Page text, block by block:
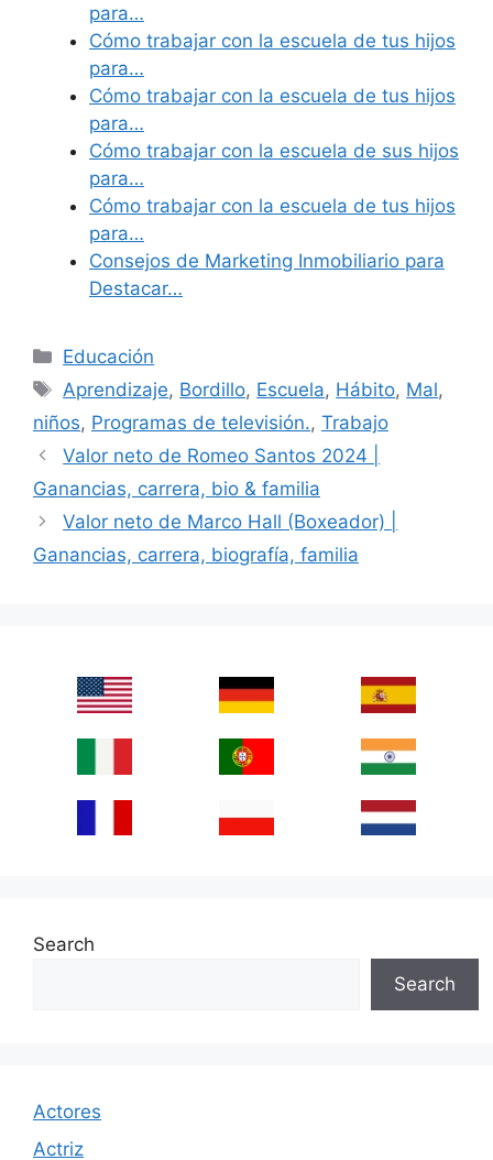
para…
Cómo trabajar con la escuela de tus hijos
para…
Cómo trabajar con la escuela de tus hijos
para…
Cómo trabajar con la escuela de sus hijos
para…
Cómo trabajar con la escuela de tus hijos
para…
Consejos de Marketing Inmobiliario para
Destacar…
Categories
Educación
Tags
Aprendizaje, Bordillo, Escuela, Hábito, Mal,
niños, Programas de televisión., Trabajo
Valor neto de Romeo Santos 2024 |
Ganancias, carrera, bio & familia
Valor neto de Marco Hall (Boxeador) |
Ganancias, carrera, biografía, familia
Search
Search
Actores
Actriz